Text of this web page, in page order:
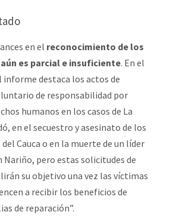
en el reconocimiento de los
es parcial e insuficiente. En el
informe destaca los actos de
de responsabilidad por
humanos en los casos de La
en el secuestro y asesinato de los
Cauca o en la muerte de un líder
pero estas solicitudes de
su objetivo una vez las víctimas
a recibir los beneficios de
de reparación”.